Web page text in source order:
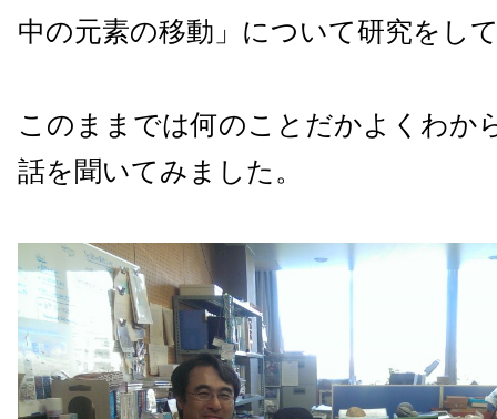
中の元素の移動」について研究をし
このままでは何のことだかよくわか
話を聞いてみました。